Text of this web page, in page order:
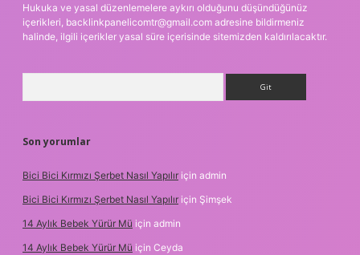
Hukuka ve yasal düzenlemelere aykırı olduğunu düşündüğünüz
içerikleri, backlinkpanelicomtr@gmail.com adresine bildirmeniz
halinde, ilgili içerikler yasal süre içerisinde sitemizden kaldırılacaktır.
Son yorumlar
Bici Bici Kırmızı Şerbet Nasıl Yapılır için admin
Bici Bici Kırmızı Şerbet Nasıl Yapılır için Şimşek
14 Aylık Bebek Yürür Mü için admin
14 Aylık Bebek Yürür Mü için Ceyda